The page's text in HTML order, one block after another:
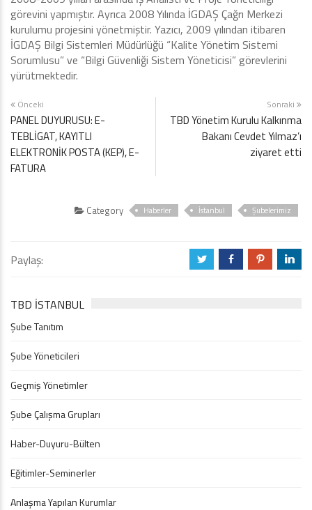
görevini yapmıştır. Ayrıca 2008 Yılında İGDAŞ Çağrı Merkezi
kurulumu projesini yönetmiştir. Yazıcı, 2009 yılından itibaren
İGDAŞ Bilgi Sistemleri Müdürlüğü “Kalite Yönetim Sistemi
Sorumlusu” ve “Bilgi Güvenliği Sistem Yöneticisi” görevlerini
yürütmektedir.
Önceki
PANEL DUYURUSU: E-
TEBLİGAT, KAYITLI
ELEKTRONİK POSTA (KEP), E-
FATURA
Sonraki
TBD Yönetim Kurulu Kalkınma
Bakanı Cevdet Yılmaz’ı
ziyaret etti
Category Haberler İstanbul Şubelerimiz
Paylaş: a b d j
TBD İSTANBUL
Şube Tanıtım
Şube Yöneticileri
Geçmiş Yönetimler
Şube Çalışma Grupları
Haber-Duyuru-Bülten
Eğitimler-Seminerler
Anlaşma Yapılan Kurumlar